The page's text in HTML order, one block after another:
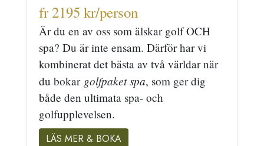
fr 2195 kr/person
Är du en av oss som älskar golf OCH
spa? Du är inte ensam. Därför har vi
kombinerat det bästa av två världar när
du bokar golfpaket spa, som ger dig
både den ultimata spa- och
golfupplevelsen.
LÄS MER & BOKA